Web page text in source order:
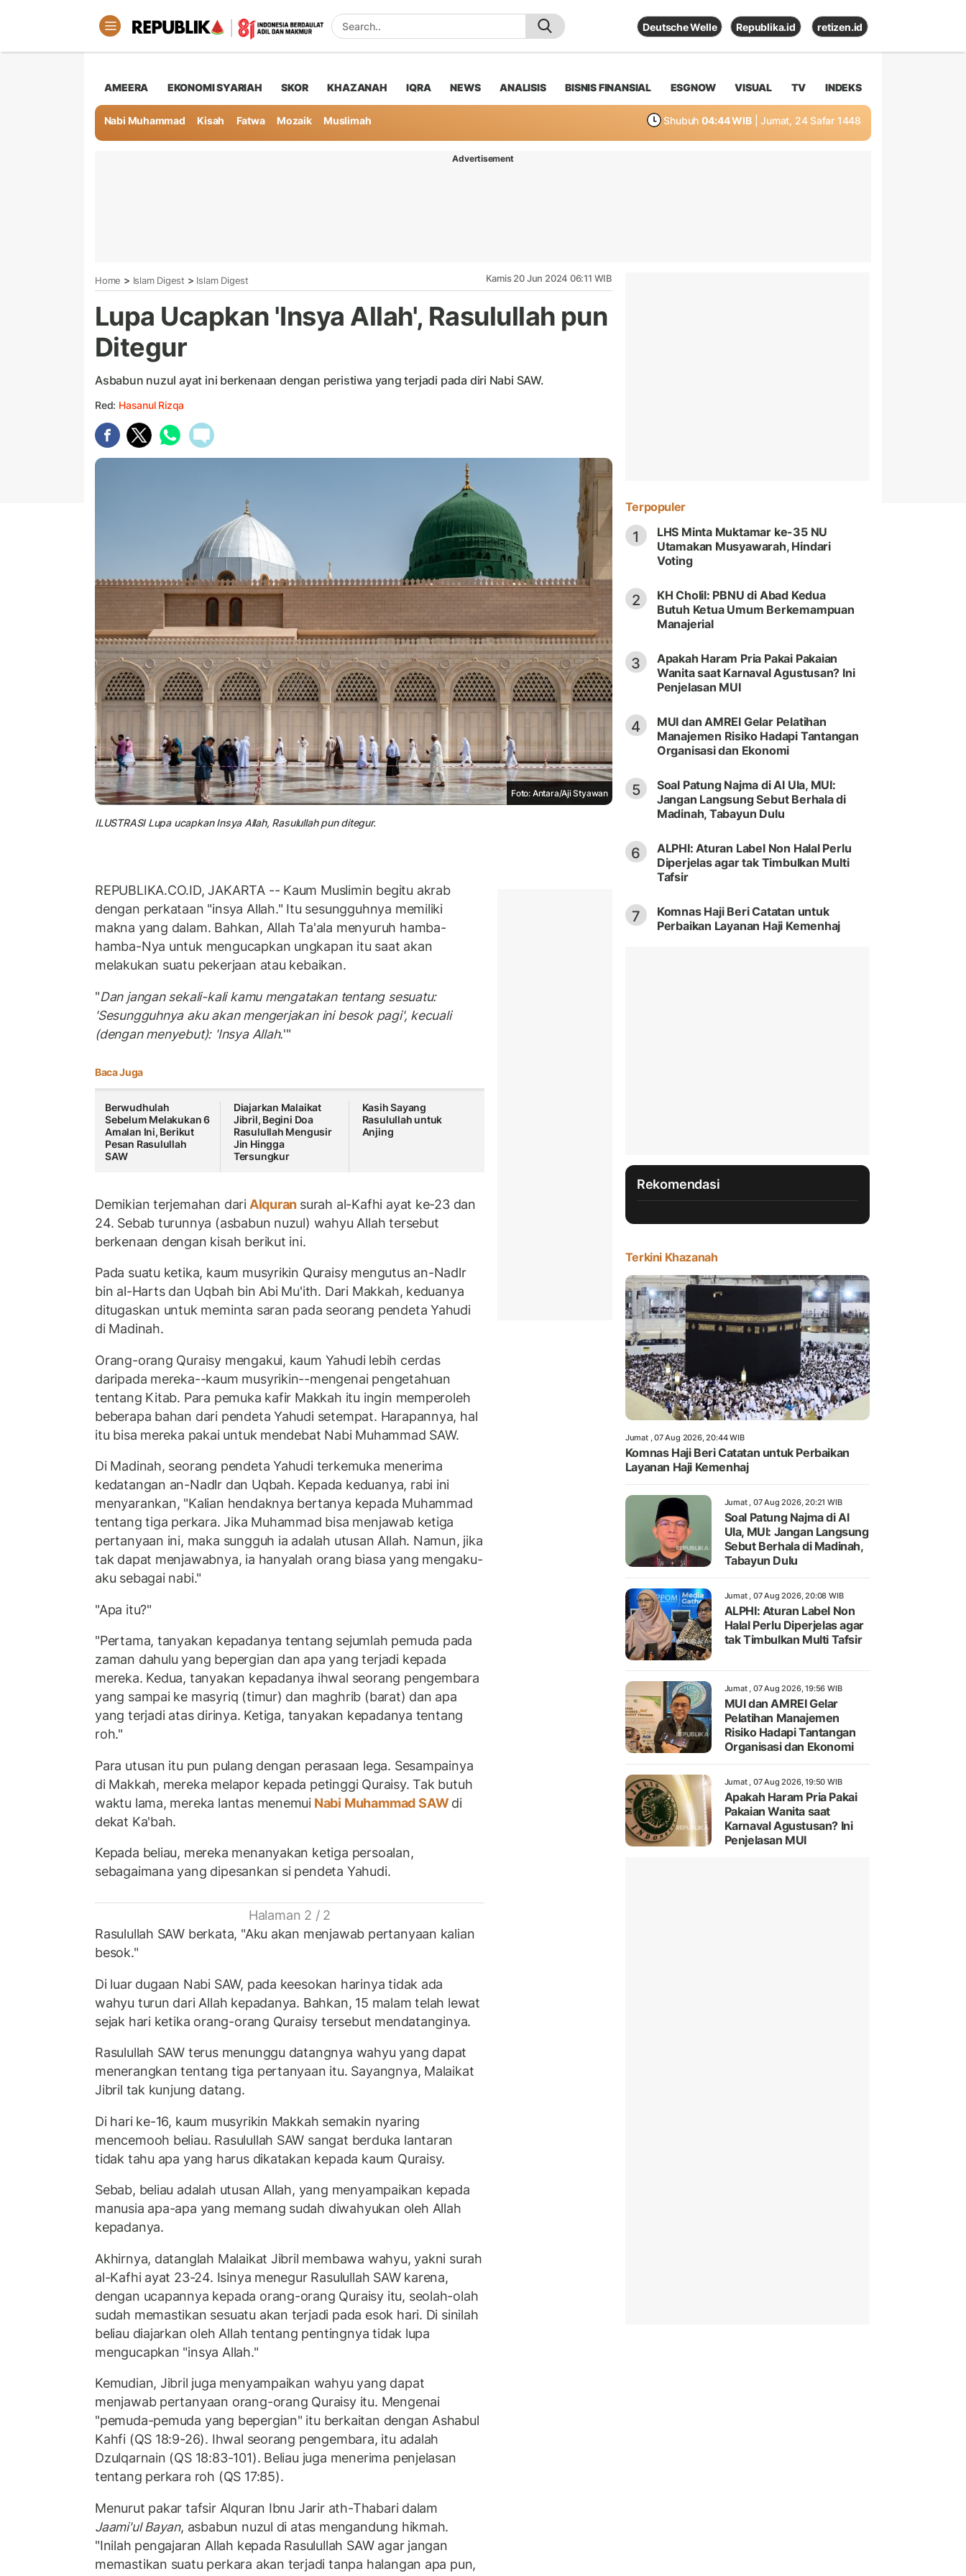
Deutsche Welle Republika.id retizen.id
AMEERA EKONOMI SYARIAH SKOR KHAZANAH IQRA NEWS ANALISIS BISNIS FINANSIAL ESGNOW VISUAL TV INDEKS
Nabi Muhammad Kisah Fatwa Mozaik Muslimah Shubuh 04:44 WIB | Jumat, 24 Safar 1448
Advertisement
Home > Islam Digest > Islam Digest Kamis 20 Jun 2024 06:11 WIB
Lupa Ucapkan 'Insya Allah', Rasulullah pun
Ditegur
Asbabun nuzul ayat ini berkenaan dengan peristiwa yang terjadi pada diri Nabi SAW.
Red: Hasanul Rizqa
Foto: Antara/Aji Styawan
ILUSTRASI Lupa ucapkan Insya Allah, Rasulullah pun ditegur.
REPUBLIKA.CO.ID, JAKARTA -- Kaum Muslimin begitu akrab
dengan perkataan "insya Allah." Itu sesungguhnya memiliki
makna yang dalam. Bahkan, Allah Ta'ala menyuruh hamba-
hamba-Nya untuk mengucapkan ungkapan itu saat akan
melakukan suatu pekerjaan atau kebaikan.
"Dan jangan sekali-kali kamu mengatakan tentang sesuatu:
'Sesungguhnya aku akan mengerjakan ini besok pagi', kecuali
(dengan menyebut): 'Insya Allah.'"
Baca Juga
Berwudhulah
Sebelum Melakukan 6
Amalan Ini, Berikut
Pesan Rasulullah
SAW
Diajarkan Malaikat
Jibril, Begini Doa
Rasulullah Mengusir
Jin Hingga
Tersungkur
Kasih Sayang
Rasulullah untuk
Anjing
Demikian terjemahan dariAlquran surah al-Kafhi ayat ke-23 dan
24. Sebab turunnya (asbabun nuzul) wahyu Allah tersebut
berkenaan dengan kisah berikut ini.
Pada suatu ketika, kaum musyrikin Quraisy mengutus an-Nadlr
bin al-Harts dan Uqbah bin Abi Mu'ith. Dari Makkah, keduanya
ditugaskan untuk meminta saran pada seorang pendeta Yahudi
di Madinah.
Orang-orang Quraisy mengakui, kaum Yahudi lebih cerdas
daripada mereka--kaum musyrikin--mengenai pengetahuan
tentang Kitab. Para pemuka kafir Makkah itu ingin memperoleh
beberapa bahan dari pendeta Yahudi setempat. Harapannya, hal
itu bisa mereka pakai untuk mendebat Nabi Muhammad SAW.
Di Madinah, seorang pendeta Yahudi terkemuka menerima
kedatangan an-Nadlr dan Uqbah. Kepada keduanya, rabi ini
menyarankan, "Kalian hendaknya bertanya kepada Muhammad
tentang tiga perkara. Jika Muhammad bisa menjawab ketiga
pertanyaan ini, maka sungguh ia adalah utusan Allah. Namun, jika
tak dapat menjawabnya, ia hanyalah orang biasa yang mengaku-
aku sebagai nabi."
"Apa itu?"
"Pertama, tanyakan kepadanya tentang sejumlah pemuda pada
zaman dahulu yang bepergian dan apa yang terjadi kepada
mereka. Kedua, tanyakan kepadanya ihwal seorang pengembara
yang sampai ke masyriq (timur) dan maghrib (barat) dan apa
yang terjadi atas dirinya. Ketiga, tanyakan kepadanya tentang
roh."
Para utusan itu pun pulang dengan perasaan lega. Sesampainya
di Makkah, mereka melapor kepada petinggi Quraisy. Tak butuh
waktu lama, mereka lantas menemui Nabi Muhammad SAWdi
dekat Ka'bah.
Kepada beliau, mereka menanyakan ketiga persoalan,
sebagaimana yang dipesankan si pendeta Yahudi.
Halaman 2 / 2
Rasulullah SAW berkata, "Aku akan menjawab pertanyaan kalian
besok."
Di luar dugaan Nabi SAW, pada keesokan harinya tidak ada
wahyu turun dari Allah kepadanya. Bahkan, 15 malam telah lewat
sejak hari ketika orang-orang Quraisy tersebut mendatanginya.
Rasulullah SAW terus menunggu datangnya wahyu yang dapat
menerangkan tentang tiga pertanyaan itu. Sayangnya, Malaikat
Jibril tak kunjung datang.
Di hari ke-16, kaum musyrikin Makkah semakin nyaring
mencemooh beliau. Rasulullah SAW sangat berduka lantaran
tidak tahu apa yang harus dikatakan kepada kaum Quraisy.
Sebab, beliau adalah utusan Allah, yang menyampaikan kepada
manusia apa-apa yang memang sudah diwahyukan oleh Allah
kepadanya.
Akhirnya, datanglah Malaikat Jibril membawa wahyu, yakni surah
al-Kafhi ayat 23-24. Isinya menegur Rasulullah SAW karena,
dengan ucapannya kepada orang-orang Quraisy itu, seolah-olah
sudah memastikan sesuatu akan terjadi pada esok hari. Di sinilah
beliau diajarkan oleh Allah tentang pentingnya tidak lupa
mengucapkan "insya Allah."
Kemudian, Jibril juga menyampaikan wahyu yang dapat
menjawab pertanyaan orang-orang Quraisy itu. Mengenai
"pemuda-pemuda yang bepergian" itu berkaitan dengan Ashabul
Kahfi (QS 18:9-26). Ihwal seorang pengembara, itu adalah
Dzulqarnain (QS 18:83-101). Beliau juga menerima penjelasan
tentang perkara roh (QS 17:85).
Menurut pakar tafsir Alquran Ibnu Jarir ath-Thabari dalam
Jaami'ul Bayan, asbabun nuzul di atas mengandung hikmah.
"Inilah pengajaran Allah kepada Rasulullah SAW agar jangan
memastikan suatu perkara akan terjadi tanpa halangan apa pun,
Terpopuler
1
LHS Minta Muktamar ke-35 NU
Utamakan Musyawarah, Hindari
Voting
2
KH Cholil: PBNU di Abad Kedua
Butuh Ketua Umum Berkemampuan
Manajerial
3
Apakah Haram Pria Pakai Pakaian
Wanita saat Karnaval Agustusan? Ini
Penjelasan MUI
4
MUI dan AMREI Gelar Pelatihan
Manajemen Risiko Hadapi Tantangan
Organisasi dan Ekonomi
5
Soal Patung Najma di Al Ula, MUI:
Jangan Langsung Sebut Berhala di
Madinah, Tabayun Dulu
6
ALPHI: Aturan Label Non Halal Perlu
Diperjelas agar tak Timbulkan Multi
Tafsir
7
Komnas Haji Beri Catatan untuk
Perbaikan Layanan Haji Kemenhaj
Rekomendasi
Terkini Khazanah
Jumat , 07 Aug 2026, 20:44 WIB
Komnas Haji Beri Catatan untuk Perbaikan
Layanan Haji Kemenhaj
Jumat , 07 Aug 2026, 20:21 WIB
Soal Patung Najma di Al
Ula, MUI: Jangan Langsung
Sebut Berhala di Madinah,
Tabayun Dulu
Jumat , 07 Aug 2026, 20:08 WIB
ALPHI: Aturan Label Non
Halal Perlu Diperjelas agar
tak Timbulkan Multi Tafsir
Jumat , 07 Aug 2026, 19:56 WIB
MUI dan AMREI Gelar
Pelatihan Manajemen
Risiko Hadapi Tantangan
Organisasi dan Ekonomi
Jumat , 07 Aug 2026, 19:50 WIB
Apakah Haram Pria Pakai
Pakaian Wanita saat
Karnaval Agustusan? Ini
Penjelasan MUI